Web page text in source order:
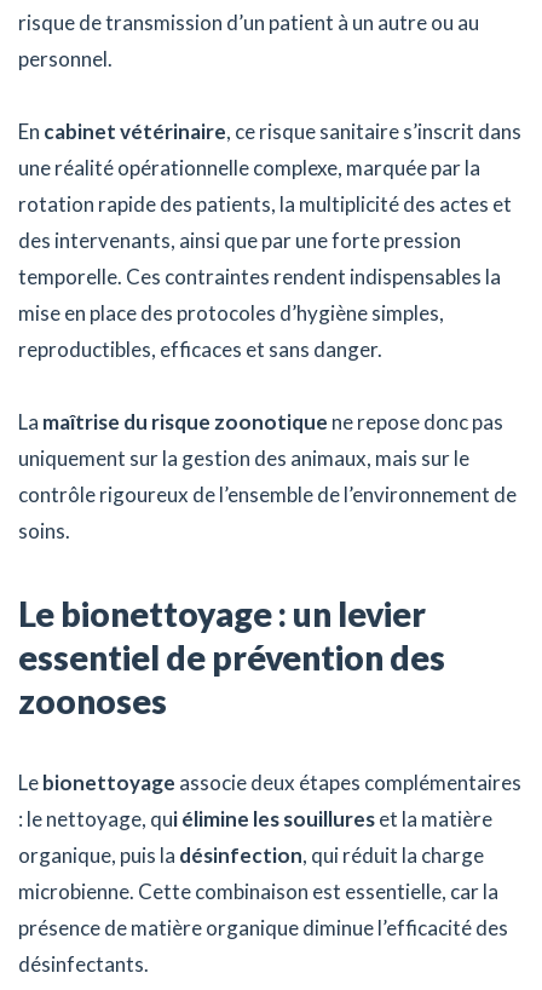
risque de transmission d’un patient à un autre ou au
personnel.
En cabinet vétérinaire, ce risque sanitaire s’inscrit dans
une réalité opérationnelle complexe, marquée par la
rotation rapide des patients, la multiplicité des actes et
des intervenants, ainsi que par une forte pression
temporelle. Ces contraintes rendent indispensables la
mise en place des protocoles d’hygiène simples,
reproductibles, efficaces et sans danger.
La maîtrise du risque zoonotique ne repose donc pas
uniquement sur la gestion des animaux, mais sur le
contrôle rigoureux de l’ensemble de l’environnement de
soins.
Le bionettoyage : un levier
essentiel de prévention des
zoonoses
Lebionettoyage associe deux étapes complémentaires
: le nettoyage, qui élimine les souillureset la matière
organique, puis la désinfection, qui réduit la charge
microbienne. Cette combinaison est essentielle, car la
présence de matière organique diminue l’efficacité des
désinfectants.